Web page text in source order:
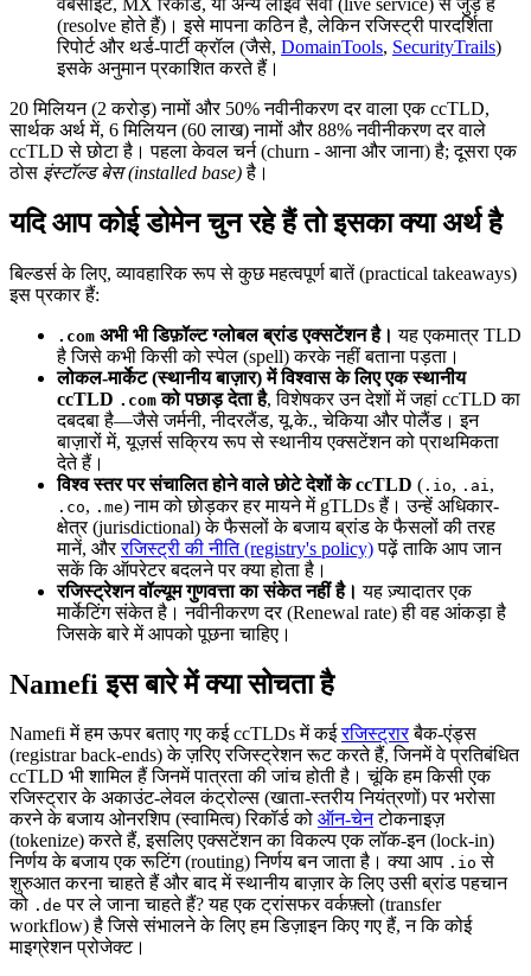
(resolve होते हैं)। इसे मापना कठिन है, लेकिन रजिस्ट्री पारदर्शिता
रिपोर्ट और थर्ड-पार्टी क्रॉल (जैसे, DomainTools, SecurityTrails)
इसके अनुमान प्रकाशित करते हैं।
20 मिलियन (2 करोड़) नामों और 50% नवीनीकरण दर वाला एक ccTLD,
सार्थक अर्थ में, 6 मिलियन (60 लाख) नामों और 88% नवीनीकरण दर वाले
ccTLD से छोटा है। पहला केवल चर्न (churn - आना और जाना) है; दूसरा एक
ठोस इंस्टॉल्ड बेस (installed base)है।
यदि आप कोई डोमेन चुन रहे हैं तो इसका क्या अर्थ है
बिल्डर्स के लिए, व्यावहारिक रूप से कुछ महत्वपूर्ण बातें (practical takeaways)
इस प्रकार हैं:
.com अभी भी डिफ़ॉल्ट ग्लोबल ब्रांड एक्सटेंशन है। यह एकमात्र TLD
है जिसे कभी किसी को स्पेल (spell) करके नहीं बताना पड़ता।
लोकल-मार्केट (स्थानीय बाज़ार) में विश्वास के लिए एक स्थानीय
ccTLD .com को पछाड़ देता है, विशेषकर उन देशों में जहां ccTLD का
दबदबा है—जैसे जर्मनी, नीदरलैंड, यू.के., चेकिया और पोलैंड। इन
बाज़ारों में, यूज़र्स सक्रिय रूप से स्थानीय एक्सटेंशन को प्राथमिकता
देते हैं।
विश्व स्तर पर संचालित होने वाले छोटे देशों के ccTLD ( .io, .ai ,
.co, .me) नाम को छोड़कर हर मायने में gTLDs हैं। उन्हें अधिकार-
क्षेत्र (jurisdictional) के फैसलों के बजाय ब्रांड के फैसलों की तरह
मानें, औररजिस्ट्री की नीति (registry's policy)पढ़ें ताकि आप जान
सकें कि ऑपरेटर बदलने पर क्या होता है।
रजिस्ट्रेशन वॉल्यूम गुणवत्ता का संकेत नहीं है। यह ज़्यादातर एक
मार्केटिंग संकेत है। नवीनीकरण दर (Renewal rate) ही वह आंकड़ा है
जिसके बारे में आपको पूछना चाहिए।
Namefi इस बारे में क्या सोचता है
Namefi में हम ऊपर बताए गए कई ccTLDs में कईरजिस्ट्रारबैक-एंड्स
(registrar back-ends) के ज़रिए रजिस्ट्रेशन रूट करते हैं, जिनमें वे प्रतिबंधित
ccTLD भी शामिल हैं जिनमें पात्रता की जांच होती है। चूंकि हम किसी एक
रजिस्ट्रार के अकाउंट-लेवल कंट्रोल्स (खाता-स्तरीय नियंत्रणों) पर भरोसा
करने के बजाय ओनरशिप (स्वामित्व) रिकॉर्ड को ऑन-चेनटोकनाइज़
(tokenize) करते हैं, इसलिए एक्सटेंशन का विकल्प एक लॉक-इन (lock-in)
निर्णय के बजाय एक रूटिंग (routing) निर्णय बन जाता है। क्या आप .io से
शुरुआत करना चाहते हैं और बाद में स्थानीय बाज़ार के लिए उसी ब्रांड पहचान
को .de पर ले जाना चाहते हैं? यह एक ट्रांसफर वर्कफ़्लो (transfer
workflow) है जिसे संभालने के लिए हम डिज़ाइन किए गए हैं, न कि कोई
माइग्रेशन प्रोजेक्ट।